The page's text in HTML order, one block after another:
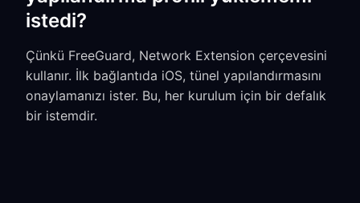
istedi?
Çünkü FreeGuard, Network Extension çerçevesini
kullanır. İlk bağlantıda iOS, tünel yapılandırmasını
onaylamanızı ister. Bu, her kurulum için bir defalık
bir istemdir.